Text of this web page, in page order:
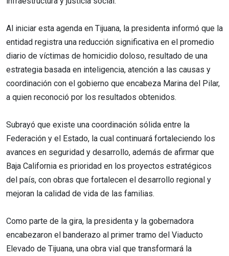
Al iniciar esta agenda en Tijuana, la presidenta informó que la
entidad registra una reducción significativa en el promedio
diario de víctimas de homicidio doloso, resultado de una
estrategia basada en inteligencia, atención a las causas y
coordinación con el gobierno que encabeza Marina del Pilar,
a quien reconoció por los resultados obtenidos.
Subrayó que existe una coordinación sólida entre la
Federación y el Estado, la cual continuará fortaleciendo los
avances en seguridad y desarrollo, además de afirmar que
Baja California es prioridad en los proyectos estratégicos
del país, con obras que fortalecen el desarrollo regional y
mejoran la calidad de vida de las familias.
Como parte de la gira, la presidenta y la gobernadora
encabezaron el banderazo al primer tramo del Viaducto
Elevado de Tijuana, una obra vial que transformará la